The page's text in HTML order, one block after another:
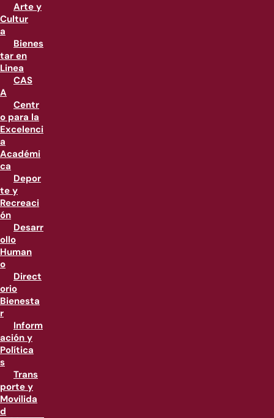
Arte y
Cultur
a
Bienes
tar en
Linea
CAS
A
Centr
o para la
Excelenci
a
Académi
ca
Depor
te y
Recreaci
ón
Desarr
ollo
Human
o
Direct
orio
Bienesta
r
Inform
ación y
Política
s
Trans
porte y
Movilida
d